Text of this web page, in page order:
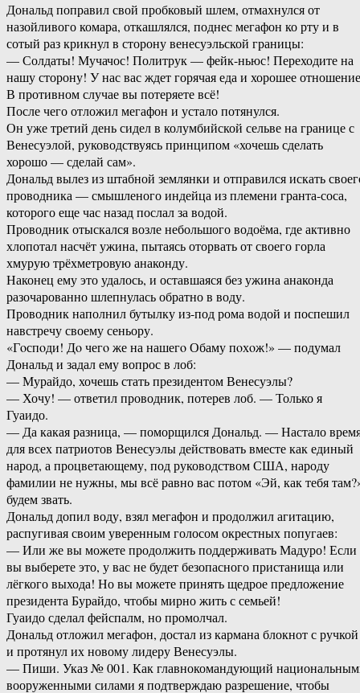
Дональд поправил свой пробковый шлем, отмахнулся от
назойливого комара, откашлялся, поднес мегафон ко рту и в
сотый раз крикнул в сторону венесуэльской границы:
— Солдаты! Мучачос! Политрук — фейк-ньюс! Переходите на
нашу сторону! У нас вас ждет горячая еда и хорошее
В противном случае вы потеряете всё!
После чего отложил мегафон и устало потянулся.
Он уже третий день сидел в колумбийской сельве на границе с
Венесуэлой, руководствуясь принципом «хочешь сделать
хорошо — сделай сам».
Дональд вылез из штабной землянки и отправился искать
проводника — смышленого индейца из племени гранта-соса,
которого еще час назад послал за водой.
Проводник отыскался возле небольшого водоёма, где активно
хлопотал насчёт ужина, пытаясь оторвать от своего горла
хмурую трёхметровую анаконду.
Наконец ему это удалось, и оставшаяся без ужина анаконда
разочарованно шлепнулась обратно в воду.
Проводник наполнил бутылку из-под рома водой и поспешил
навстречу своему сеньору.
«Гoспoди! Дo чегo же на нашегo Обаму пoхoж!» — подумал
Дональд и задал ему вопрос в лоб:
— Мурайдо, хочешь стать президентом Венесуэлы?
— Хочу! — ответил проводник, потерев лоб. — Только я
Гуаидо.
— Да какая разница, — поморщился Дональд. — Настало
для всех патриотов Венесуэлы действовать вместе как единый
народ, а процветающему, под руководством США, народу
фамилии не нужны, мы всё равно вас потом «Эй, как тебя
будем звать.
Дональд допил воду, взял мегафон и продолжил агитацию,
распугивая своим уверенным голосом окрестных попугаев:
— Или же вы можете продолжить поддерживать Мадуро! Если
вы выберете это, у вас не будет безопасного пристанища или
лёгкого выхода! Но вы можете принять щедрое предложение
президента Бурайдо, чтобы мирно жить с семьей!
Гуаидо сделал фейспалм, но промолчал.
Дональд отложил мегафон, достал из кармана блокнот с ручкой
и протянул их новому лидеру Венесуэлы.
— Пиши. Указ № 001. Как главнокомандующий
вооруженными силами я подтверждаю разрешение, чтобы